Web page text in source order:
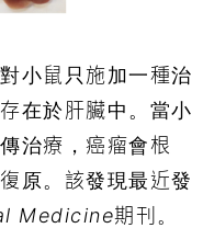
小鼠只施加一種治
在於肝臟中。當小
治療，癌瘤會根
原。該發現最近發
Medicine期刊。